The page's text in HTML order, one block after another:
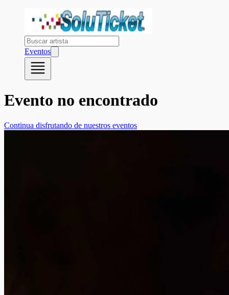
Eventos
Evento no encontrado
Continua disfrutando de nuestros eventos